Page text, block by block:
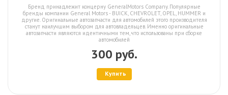
Бренд принадлежит концерну GeneralMotors Company. Популярные
бренды компании General Motors - BUICK, CHEVROLET, OPEL, HUMMER и
другие. Оригинальные автозапчасти для автомобилей этого производителя
станут наилучшим выбором для автовладельцев. Именно оригинальные
автозапчасти являются идентичными тем, что использованы при сборке
автомобилей
300 руб.
Купить